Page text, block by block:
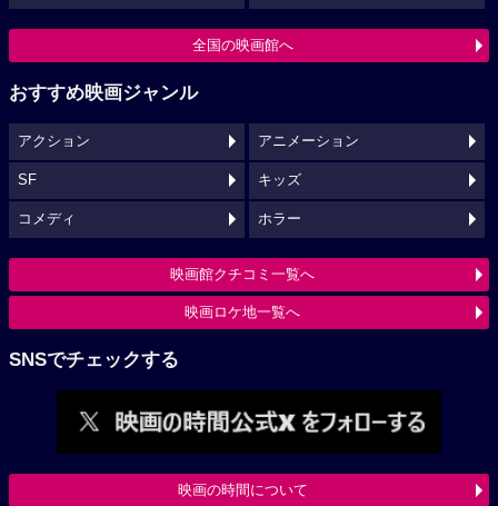
全国の映画館へ
おすすめ映画ジャンル
アクション アニメーション
SF キッズ
コメディ ホラー
映画館クチコミ一覧へ
映画ロケ地一覧へ
SNSでチェックする
映画の時間について